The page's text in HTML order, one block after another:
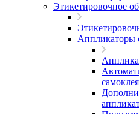
Этикетировочное
Аппликаторы